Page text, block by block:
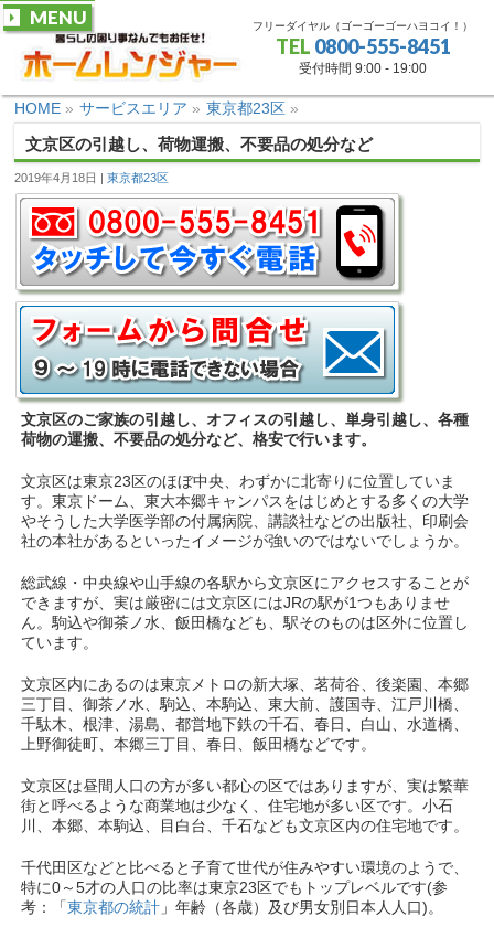
フリーダイヤル（ゴーゴーゴーハヨコイ！）
TEL 0800-555-8451
受付時間 9:00 - 19:00
MENU
HOME » サービスエリア » 東京都23区 »
文京区の引越し、荷物運搬、不要品の処分など
2019年4月18日 東京都23区
文京区のご家族の引越し、オフィスの引越し、単身引越し、各種
荷物の運搬、不要品の処分など、格安で行います。
文京区は東京23区のほぼ中央、わずかに北寄りに位置していま
す。東京ドーム、東大本郷キャンパスをはじめとする多くの大学
やそうした大学医学部の付属病院、講談社などの出版社、印刷会
社の本社があるといったイメージが強いのではないでしょうか。
総武線・中央線や山手線の各駅から文京区にアクセスすることが
できますが、実は厳密には文京区にはJRの駅が1つもありませ
ん。駒込や御茶ノ水、飯田橋なども、駅そのものは区外に位置し
ています。
文京区内にあるのは東京メトロの新大塚、茗荷谷、後楽園、本郷
三丁目、御茶ノ水、駒込、本駒込、東大前、護国寺、江戸川橋、
千駄木、根津、湯島、都営地下鉄の千石、春日、白山、水道橋、
上野御徒町、本郷三丁目、春日、飯田橋などです。
文京区は昼間人口の方が多い都心の区ではありますが、実は繁華
街と呼べるような商業地は少なく、住宅地が多い区です。小石
川、本郷、本駒込、目白台、千石なども文京区内の住宅地です。
千代田区などと比べると子育て世代が住みやすい環境のようで、
特に0～5才の人口の比率は東京23区でもトップレベルです(参
考：「東京都の統計 」年齢（各歳）及び男女別日本人人口)。